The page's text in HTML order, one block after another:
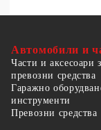
Автомобили и
Части и аксесоари
превозни средства
Гаражно
инструменти
Превозни средства